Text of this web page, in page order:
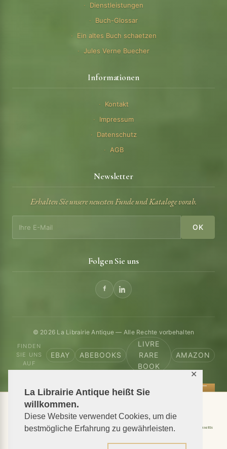
La Librairie Antique heißt Sie
willkommen.
Diese Website verwendet Cookies, um die
bestmögliche Erfahrung zu gewährleisten.
✕
Dienstleistungen
Buch-Glossar
Ein altes Buch schaetzen
Jules Verne Buecher
Informationen
Kontakt
Impressum
Datenschutz
AGB
Newsletter
Erhalten Sie unsere neuesten Funde und Kataloge vorab.
OK
Folgen Sie uns
© 2026 La Librairie Antique — Alle Rechte vorbehalten
FINDEN
SIE UNS
AUF
EBAY ABEBOOKS
LIVRE
RARE
BOOK
AMAZON
📦 We ship antiquarian books worldwide
Shipping to USA Shipping to New York Shipping to California
Shipping to Massachusetts